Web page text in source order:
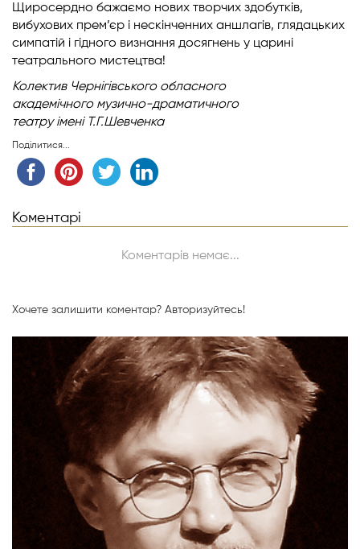
Щиросердно бажаємо нових творчих здобутків,
вибухових прем’єр і нескінченних аншлагів, глядацьких
симпатій і гідного визнання досягнень у царині
театрального мистецтва!
Колектив Чернігівського обласного
академічного музично-драматичного
театру імені Т.Г.Шевченка
Поділитися...
Коментарі
Коментарів немає...
Хочете залишити коментар? Авторизуйтесь!